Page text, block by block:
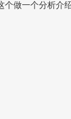
做一个分析介